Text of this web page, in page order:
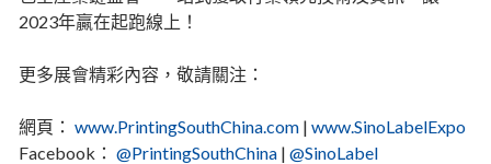
2023年贏在起跑線上！
更多展會精彩內容，敬請關注：
網頁： www.PrintingSouthChina.com | www.SinoLabelExpo
Facebook： @PrintingSouthChina | @SinoLabel